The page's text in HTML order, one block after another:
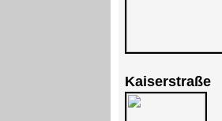
Kaiserstraße